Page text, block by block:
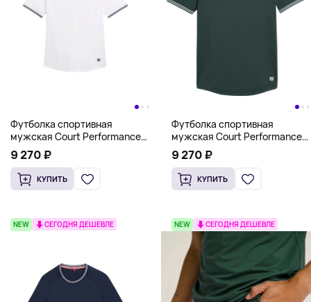
Футболка спортивная
мужская Court Performance
Crew Wilson, белый
9 270 ₽
КУПИТЬ
Футболка спортивная
мужская Court Performance
Crew Wilson, зеленый
9 270 ₽
КУПИТЬ
NEW СЕГОДНЯ ДЕШЕВЛЕ NEW СЕГОДНЯ ДЕШЕВЛЕ